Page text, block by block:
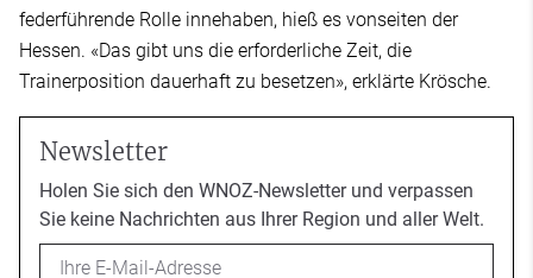
federführende Rolle innehaben, hieß es vonseiten der
Hessen. «Das gibt uns die erforderliche Zeit, die
Trainerposition dauerhaft zu besetzen», erklärte Krösche.
Newsletter
Holen Sie sich den WNOZ-Newsletter und verpassen
Sie keine Nachrichten aus Ihrer Region und aller Welt.
Email